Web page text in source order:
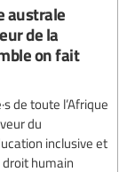
australe
de la
on fait
de toute l’Afrique
du
inclusive et
droit humain